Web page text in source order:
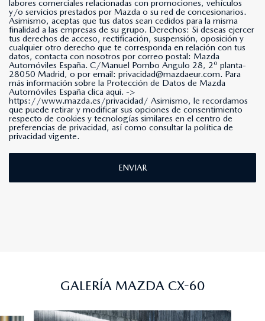
labores comerciales relacionadas con promociones, vehículos
y/o servicios prestados por Mazda o su red de concesionarios.
Asimismo, aceptas que tus datos sean cedidos para la misma
finalidad a las empresas de su grupo. Derechos: Si deseas ejercer
tus derechos de acceso, rectificación, suspensión, oposición y
cualquier otro derecho que te corresponda en relación con tus
datos, contacta con nosotros por correo postal: Mazda
Automóviles España. C/Manuel Pombo Angulo 28, 2º planta-
28050 Madrid, o por email: privacidad@mazdaeur.com. Para
más información sobre la Protección de Datos de Mazda
Automóviles España clica aqui. ->
https://www.mazda.es/privacidad/
que puede retirar y modificar sus opciones de consentimiento
respecto de cookies y tecnologías similares en el centro de
preferencias de privacidad, así como consultar la política de
privacidad vigente.
ENVIAR
GALERÍA MAZDA CX-60